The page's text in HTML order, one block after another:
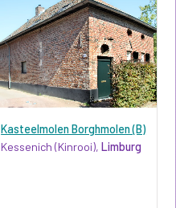
Kasteelmolen Borghmolen (B)
Kessenich (Kinrooi),Limburg